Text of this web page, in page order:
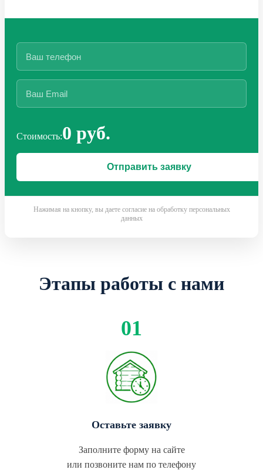
Стоимость:0 руб.
Нажимая на кнопку, вы даете согласие на обработку персональных
данных
Этапы работы с нами
Оставьте заявку
Заполните форму на сайте
или позвоните нам по телефону